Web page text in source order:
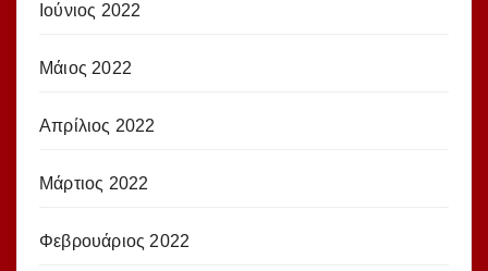
Ιούνιος 2022
Μάιος 2022
Απρίλιος 2022
Μάρτιος 2022
Φεβρουάριος 2022